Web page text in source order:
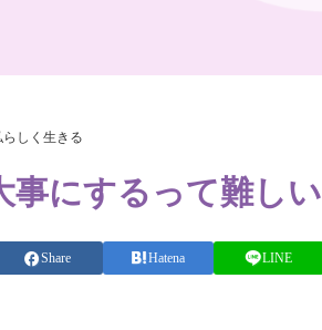
らしく生きる
事にするって難しい
Share Hatena LINE